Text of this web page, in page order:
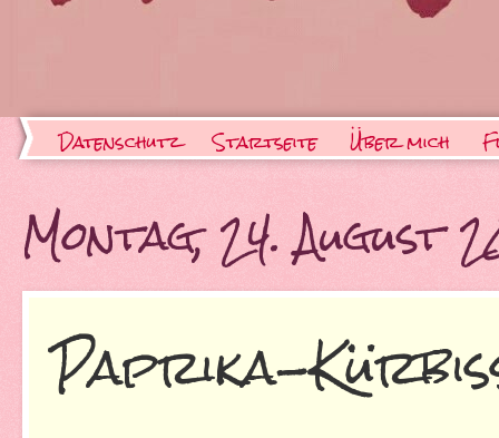
Datenschutz Startseite Über mich
Montag, 24. August
Paprika-